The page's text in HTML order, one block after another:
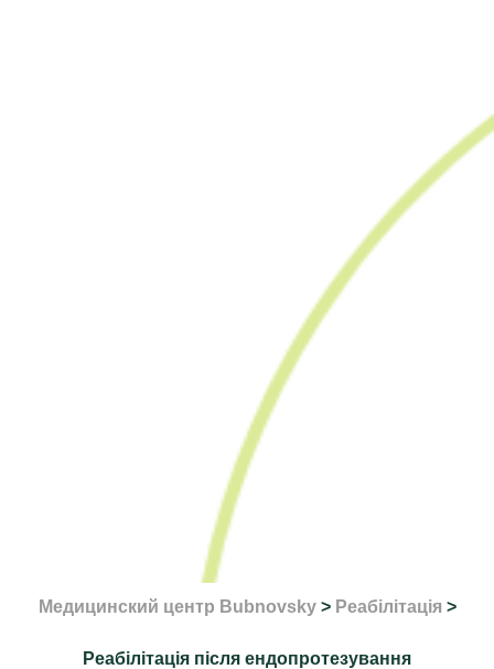
Медицинский центр Bubnovsky> Реабілітація >
Реабілітація після ендопротезування